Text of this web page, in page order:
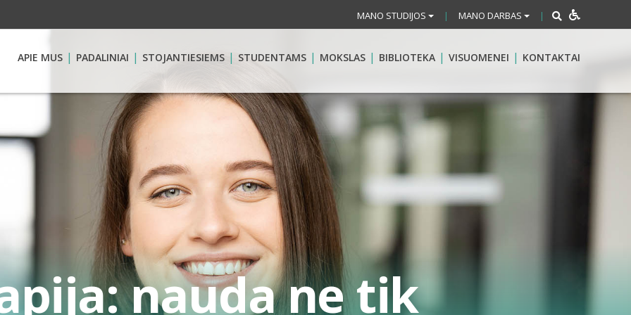
MANO STUDIJOS | MANO DARBAS |
APIE MUS PADALINIAI STOJANTIESIEMS STUDENTAMS MOKSLAS BIBLIOTEKA VISUOMENEI KONTAKTAI
nauda ne tik